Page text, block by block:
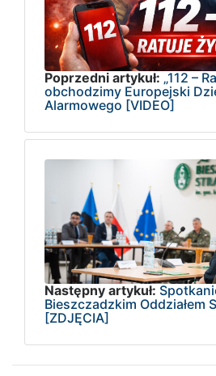
Poprzedni artykuł: „112 –
obchodzimy Europejski
Alarmowego [VIDEO]
Następny artykuł:
Bieszczadzkim Oddziałem
[ZDJĘCIA]